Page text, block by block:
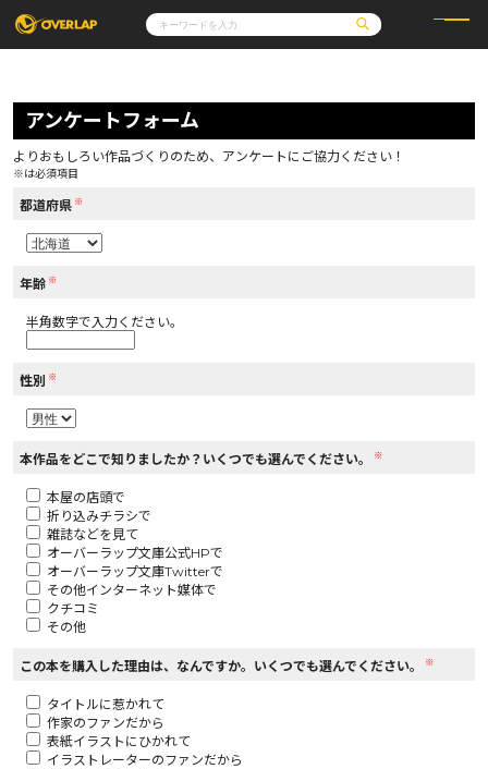
コミック
コミックガルド
コミッククリエ
LiQulle
ラブパルフェ
ライトノベル
ロサージュノベルス
その他
コミックエッセイ
通販・NEWS
OVERLAP STORE
アクセス
オーバーラップホールディングス
アンケートフォーム
よりおもしろい作品づくりのため、アンケートにご協力ください！
※は必須項目
都道府県 ※
年齢 ※
半角数字で入力ください。
性別 ※
本作品をどこで知りましたか？いくつでも選んでください。 ※
本屋の店頭で
折り込みチラシで
雑誌などを見て
オーバーラップ文庫公式HPで
オーバーラップ文庫Twitterで
その他インターネット媒体で
クチコミ
その他
この本を購入した理由は、なんですか。いくつでも選んでください。 ※
タイトルに惹かれて
作家のファンだから
表紙イラストにひかれて
イラストレーターのファンだから